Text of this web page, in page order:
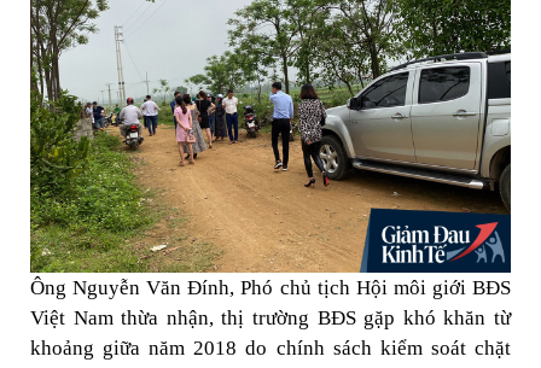
Ông Nguyễn Văn Đính, Phó chủ tịch Hội môi giới BĐS
Việt Nam thừa nhận, thị trường BĐS gặp khó khăn từ
khoảng giữa năm 2018 do chính sách kiểm soát chặt